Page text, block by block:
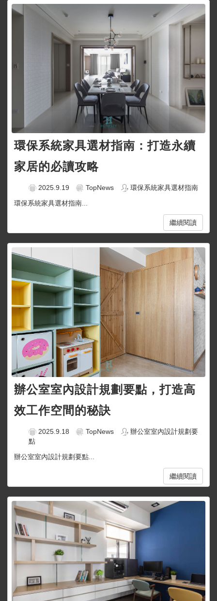
環保系統家具選材指南：打造永續
家居的必讀攻略
2025.9.19 TopNews
環保系統家具選材指南
環保系統家具選材指南...
繼續閱讀
辦公室室內設計規劃要點，打造高
效工作空間的秘訣
2025.9.18 TopNews
辦公室室內設計規劃要
點
辦公室室內設計規劃要點...
繼續閱讀